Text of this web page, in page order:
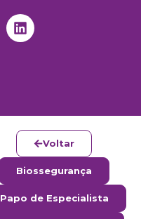
Voltar
Biossegurança
Papo de Especialista